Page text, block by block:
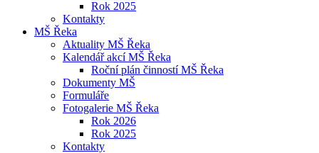
Rok 2025
Kontakty
MŠ Řeka
Aktuality MŠ Řeka
Kalendář akcí MŠ Řeka
Roční plán činností MŠ Řeka
Dokumenty MŠ
Formuláře
Fotogalerie MŠ Řeka
Rok 2026
Rok 2025
Kontakty